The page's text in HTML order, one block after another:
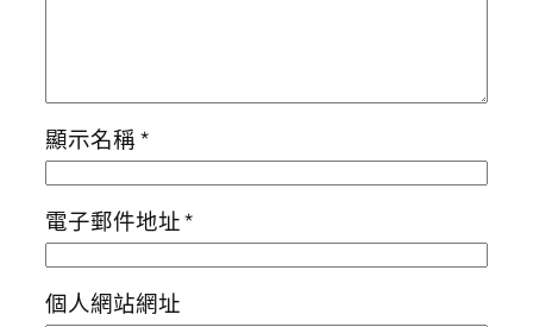
顯示名稱*
電子郵件地址*
個人網站網址